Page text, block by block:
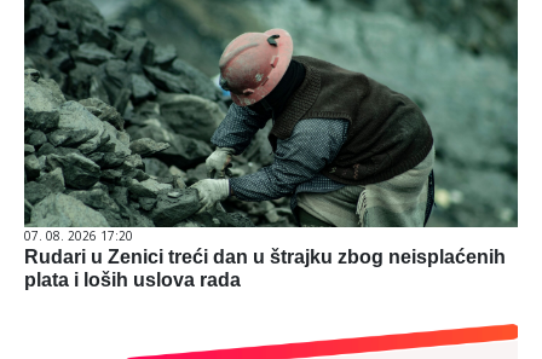
07. 08. 2026 17:20
Rudari u Zenici treći dan u štrajku zbog neisplaćenih
plata i loših uslova rada